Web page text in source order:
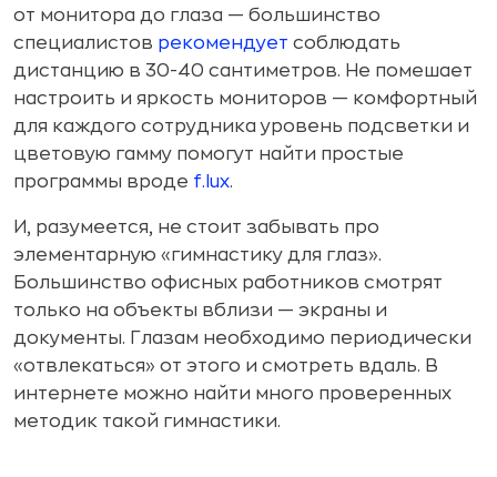
от монитора до глаза — большинство
специалистов рекомендует соблюдать
дистанцию в 30-40 сантиметров. Не помешает
настроить и яркость мониторов — комфортный
для каждого сотрудника уровень подсветки и
цветовую гамму помогут найти простые
программы вроде f.lux.
И, разумеется, не стоит забывать про
элементарную «гимнастику для глаз».
Большинство офисных работников смотрят
только на объекты вблизи — экраны и
документы. Глазам необходимо периодически
«отвлекаться» от этого и смотреть вдаль. В
интернете можно найти много проверенных
методик такой гимнастики.